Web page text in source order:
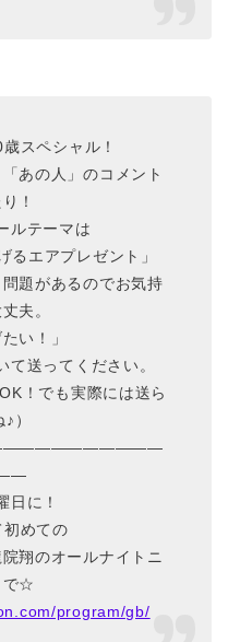
スペシャル！
あの人」のコメント
！
ルテーマは
るエアプレゼント」
題があるのでお気持
夫。
い！」
て送ってください。
！でも実際には送ら
）
日に！
めての
翔のオールナイトニ
で☆
program/gb/